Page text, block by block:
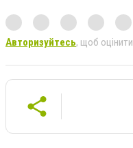
Авторизуйтесь, щоб оцінити